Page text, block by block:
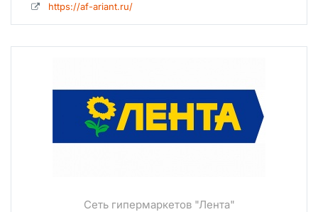
https://af-ariant.ru/
Сеть гипермаркетов "Лента"